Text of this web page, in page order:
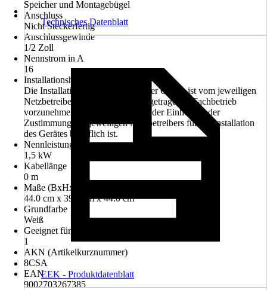
Speicher und Montagebügel
Anschluss
Nicht Steckerfertig
Anschlussgewinde
1/2 Zoll
Nennstrom in A
16
Installationshinweis
Die Installation nicht-steckerfertiger Geräte ist vom jeweiligen
Netzbetreiber oder von einem eingetragenen Fachbetrieb
vorzunehmen, der Ihnen auch bei der Einholung der
Zustimmung des jeweiligen Netzbetreibers für die Installation
des Gerätes behilflich ist.
Nennleistung
1,5 kW
Kabellänge
0 m
Maße (BxHxT)
44.0 cm x 39.0 cm x 44.0 cm
Grundfarbe
Weiß
Geeignet für Anzahl Personen
1
AKN (Artikelkurznummer)
8CSA
EAN
9002703267385
Technisches Datenblatt
EEK - Produktdatenblatt